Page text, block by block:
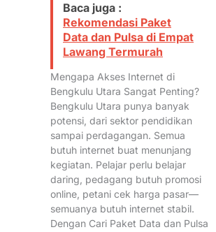
Baca juga :
Rekomendasi Paket
Data dan Pulsa di Empat
Lawang Termurah
Mengapa Akses Internet di
Bengkulu Utara Sangat Penting?
Bengkulu Utara punya banyak
potensi, dari sektor pendidikan
sampai perdagangan. Semua
butuh internet buat menunjang
kegiatan. Pelajar perlu belajar
daring, pedagang butuh promosi
online, petani cek harga pasar—
semuanya butuh internet stabil.
Dengan Cari Paket Data dan Pulsa